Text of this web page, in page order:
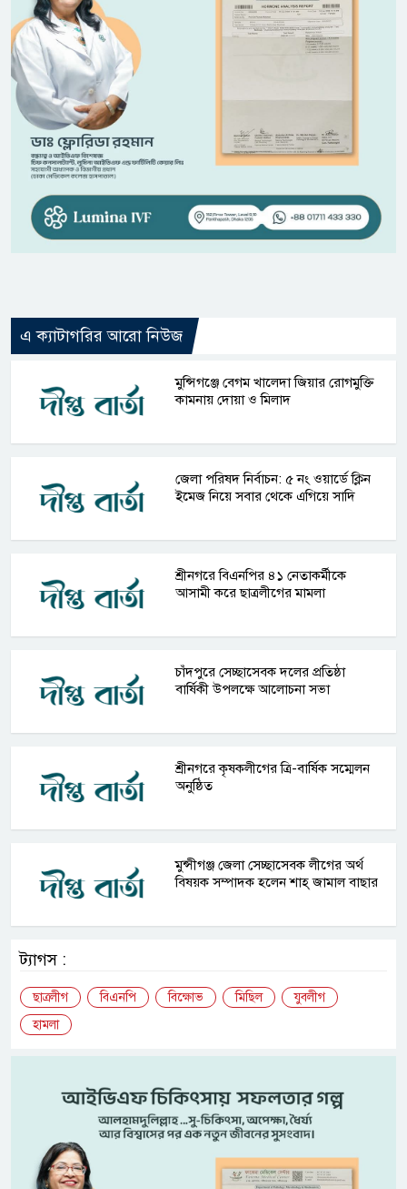
এ ক্যাটাগরির আরো নিউজ
মুন্সিগঞ্জে বেগম খালেদা জিয়ার রোগমুক্তি
কামনায় দোয়া ও মিলাদ
জেলা পরিষদ নির্বাচন: ৫ নং ওয়ার্ডে ক্লিন
ইমেজ নিয়ে সবার থেকে এগিয়ে সাদি
শ্রীনগরে বিএনপির ৪১ নেতাকর্মীকে
আসামী করে ছাত্রলীগের মামলা
চাঁদপুরে সেচ্ছাসেবক দলের প্রতিষ্ঠা
বার্ষিকী উপলক্ষে আলোচনা সভা
শ্রীনগরে কৃষকলীগের ত্রি-বার্ষিক সম্মেলন
অনুষ্ঠিত
মুন্সীগঞ্জ জেলা সেচ্ছাসেবক লীগের অর্থ
বিষয়ক সম্পাদক হলেন শাহ্ জামাল বাছার
ট্যাগস :
ছাত্রলীগ বিএনপি বিক্ষোভ মিছিল
যুবলীগ
হামলা